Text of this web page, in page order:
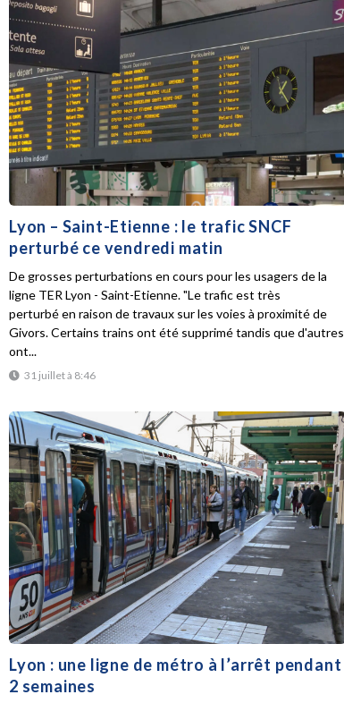
Lyon – Saint-Etienne : le trafic SNCF
perturbé ce vendredi matin
31 juillet à 8:46
De grosses perturbations en cours pour les usagers de la
ligne TER Lyon - Saint-Etienne. "Le trafic est très
perturbé en raison de travaux sur les voies à proximité de
Givors. Certains trains ont été supprimé tandis que d'autres
ont...
Lyon : une ligne de métro à l’arrêt pendant
2 semaines